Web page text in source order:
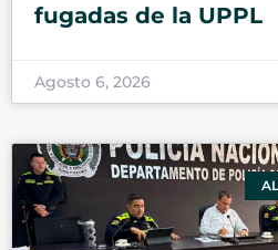
fugadas de la UPPL
Agosto 6, 2026